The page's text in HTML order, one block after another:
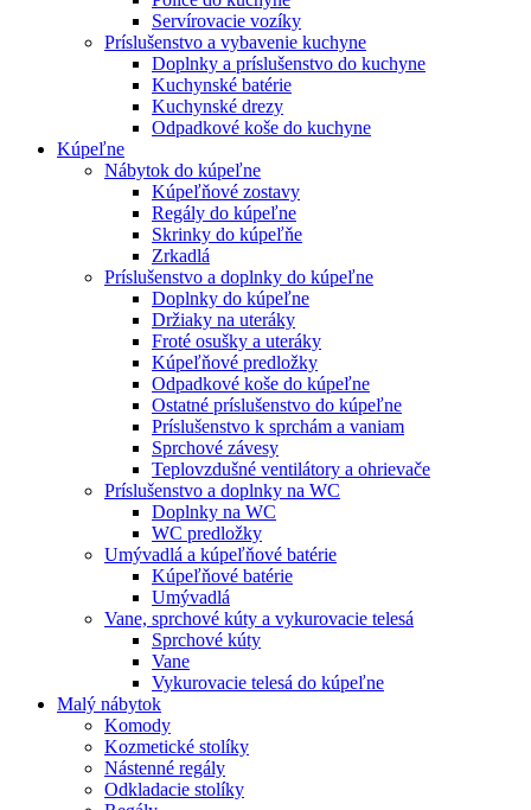
Servírovacie vozíky
Príslušenstvo a vybavenie kuchyne
Doplnky a príslušenstvo do kuchyne
Kuchynské batérie
Kuchynské drezy
Odpadkové koše do kuchyne
Kúpeľne
Nábytok do kúpeľne
Kúpeľňové zostavy
Regály do kúpeľne
Skrinky do kúpeľňe
Zrkadlá
Príslušenstvo a doplnky do kúpeľne
Doplnky do kúpeľne
Držiaky na uteráky
Froté osušky a uteráky
Kúpeľňové predložky
Odpadkové koše do kúpeľne
Ostatné príslušenstvo do kúpeľne
Príslušenstvo k sprchám a vaniam
Sprchové závesy
Teplovzdušné ventilátory a ohrievače
Príslušenstvo a doplnky na WC
Doplnky na WC
WC predložky
Umývadlá a kúpeľňové batérie
Kúpeľňové batérie
Umývadlá
Vane, sprchové kúty a vykurovacie telesá
Sprchové kúty
Vane
Vykurovacie telesá do kúpeľne
Malý nábytok
Komody
Kozmetické stolíky
Nástenné regály
Odkladacie stolíky